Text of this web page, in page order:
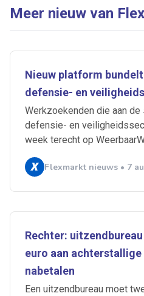
Meer nieuw van
Nieuw platform
defensie- en
Werkzoekenden die aan
defensie- en
week terecht op
Flexmarkt nieuws • 7
Rechter:
euro aan
nabetalen
Een uitzendbureau moet